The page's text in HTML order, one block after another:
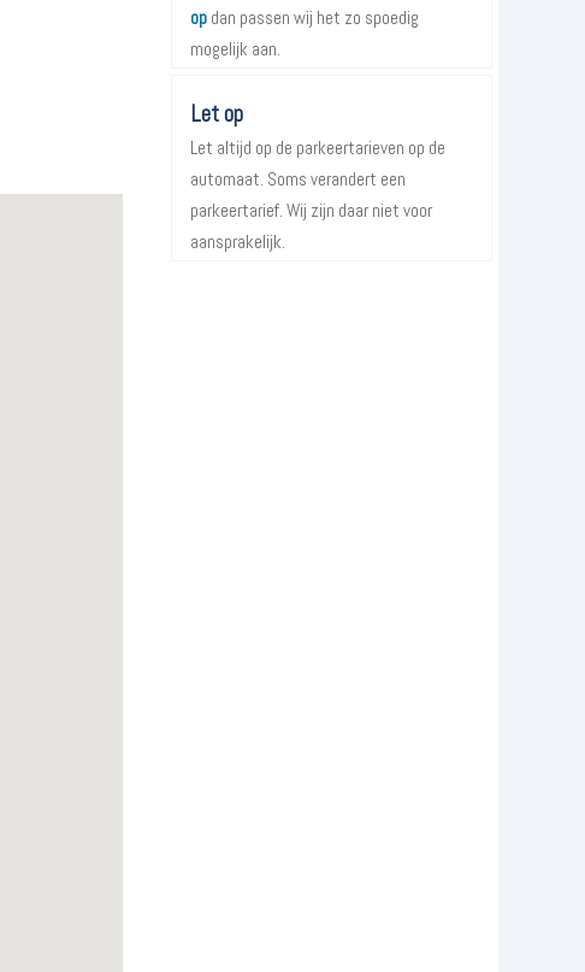
op dan passen wij het zo spoedig
mogelijk aan.
Let op
Let altijd op de parkeertarieven op de
automaat. Soms verandert een
parkeertarief. Wij zijn daar niet voor
aansprakelijk.